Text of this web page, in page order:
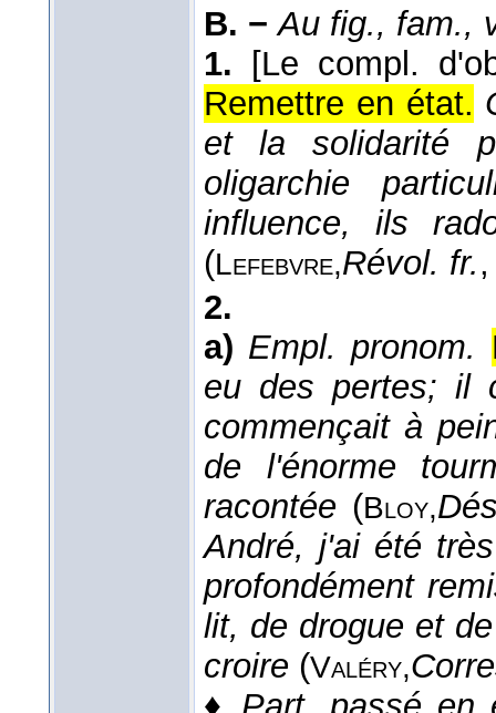
B. − Au fig., fam.,
1. [Le compl.
Remettre en état.
et la solidarité
oligarchie
influence, ils
(Lefebvre,Révol. fr.
2.
a) Empl. pronom.
eu des pertes; il
commençait à
de l'énorme
racontée (Bloy,
André, j'ai été
profondément
lit, de drogue et
croire (Valéry,